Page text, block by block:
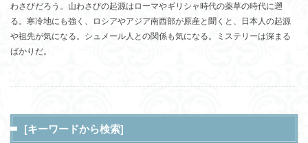
わさびだろう。山わさびの起源はローマやギリシャ時代の薬草の時代に遡
る。寒冷地にも強く、ロシアやアジア南西部が原産と聞くと、日本人の起源
や祖先が気になる。シュメール人との関係も気になる。ミステリーは深まる
ばかりだ。
[キーワードから検索]